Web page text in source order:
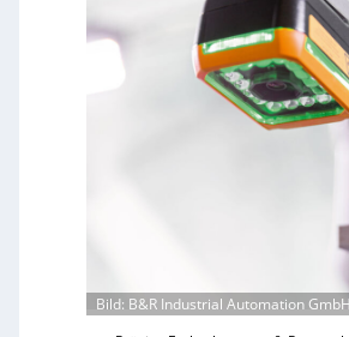
Bild: B&R Industrial Automation GmbH